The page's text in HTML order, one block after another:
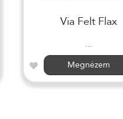
Via Felt Flax
...
Megnézem